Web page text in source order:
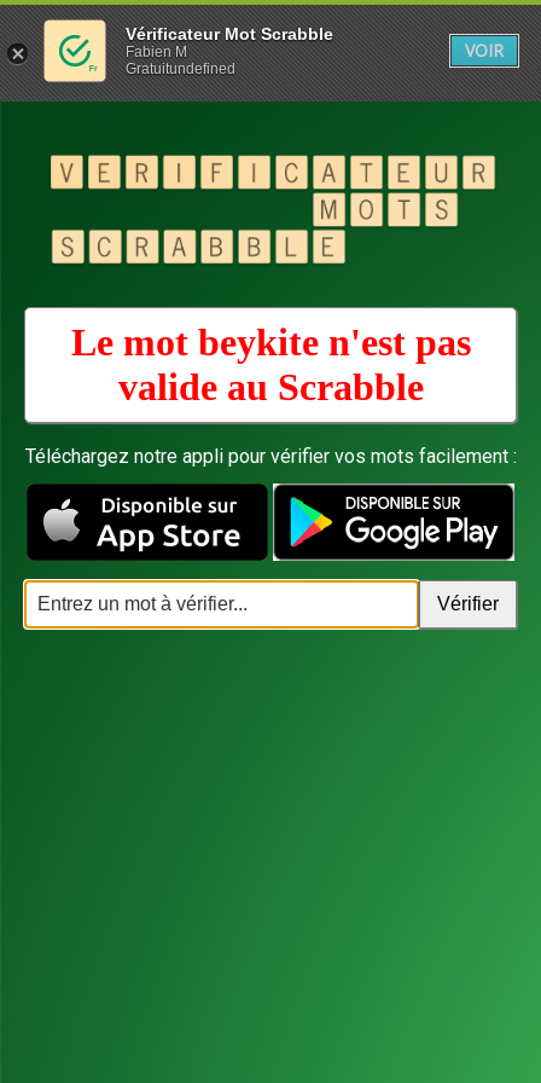
Le mot beykite n'est pas
valide au Scrabble
Téléchargez notre appli pour vérifier vos mots facilement :
Vérificateur Mot Scrabble
Fabien M
Gratuitundefined
VOIR